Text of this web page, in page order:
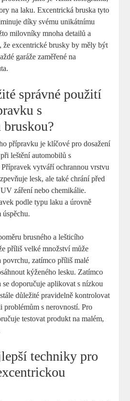
na laku. Excentrická bruska tyto
díky svému unikátnímu
milovníky mnoha detailů a
že excentrické brusky by měly být
garáže zaměřené na
správné použití
s
bruskou?
přípravku je klíčové pro dosažení
leštění automobilů s
vytváří ochrannou vrstvu
lesk, ale také chrání před
záření nebo chemikálie.
podle typu laku a úrovně
úspěchu.
brusného a lešticího
příliš velké množství může
povrchu, zatímco příliš malé
kýženého lesku. Zatímco
se doporučuje aplikovat s nízkou
důležité pravidelně kontrolovat
problémům s nerovností. Pro
testovat produkt na malém,
techniky pro